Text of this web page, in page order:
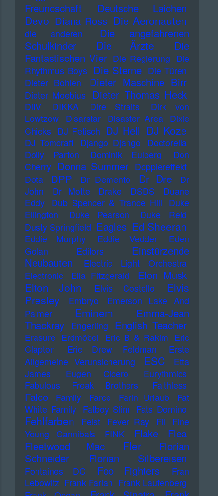
Freundschaft
Deutsche Laichen
Devo Diana Ross Die Aeronauten
die anderen
Die angefahrenen
Schulkinder
Die Ärzte
Die
Fantastischen Vier Die Regierung Die
Rhythmus Boys Die Sterne Die Türen
Dieter Bohlen
Dieter Maschine Birr
Dieter Moebius Dieter Thomas Heck
DiIV DIKKA Dire Straits
Dirk von
Lowtzow
Disarstar Disaster Area
Dixie
Chicks DJ Fetisch DJ Hell DJ Koze
DJ Tomcraft Django Django
Doctorella
Dolly Parton
Dominik Eulberg
Don
Cherry Donna Summer Dopplereffekt
Dota
DPP Dr Demento Dr Dre
Dr
John
Dr Motte Drake DSDS
Duane
Eddy
Dub Spencer & Trance Hill
Duke
Ellington
Duke Pearson
Duke Reid
Dusty Springfield Eagles Ed Sheeran
Eddie Murphy Eddie Vedder
Eden
Golan
Editors
Einstürzende
Neubauten
Electric Light Orchestra
Electronic
Ella Fitzgerald Elon Musk
Elton John Elvis Costello
Elvis
Presley
Embryo
Emerson Lake And
Palmer
Eminem
Emma-Jean
Thackray
Engerling English Teacher
Erasure Erdmöbel Eric B & Rakim Eric
Clapton
Eric Drew Feldman
Erste
Allgemeine Verunsicherung
ESC
Etta
James
Eugen Cicero
Eurythmics
Fabulous Freak Brothers
Faithless
Falco Family Farce Farin Urlaub
Fat
White Family Fatboy Slim Fats Domino
Fehlfarben Feist Fever Ray Fil
Fine
Young Cannibals
FINK Flake
Flea
Fleetwood Mac
Fler
Florian
Schneider
Florian Silbereisen
Fontaines DC Foo Fighters
Fran
Lebowitz Frank Farian Frank Laufenberg